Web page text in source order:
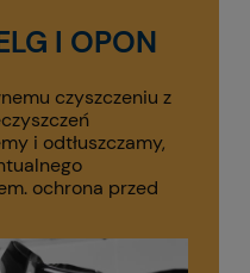
I OPON
czyszczeniu z
i odtłuszczamy,
ochrona przed